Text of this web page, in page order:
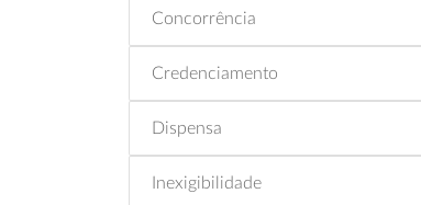
Concorrência
Credenciamento
Dispensa
Inexigibilidade